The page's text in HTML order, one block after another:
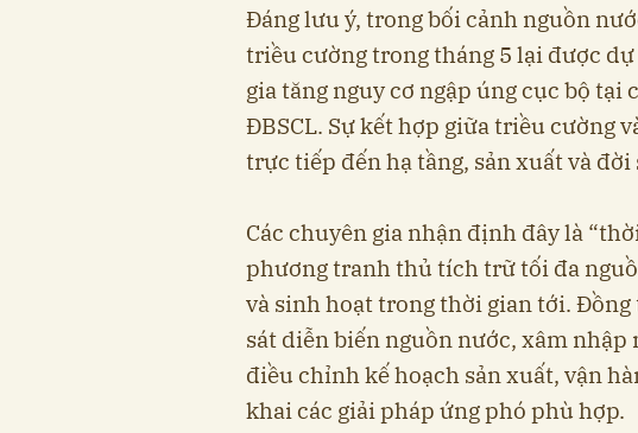
Đáng lưu ý, trong bối cảnh nguồn
triều cường trong tháng 5 lại được
gia tăng nguy cơ ngập úng cục bộ
ĐBSCL. Sự kết hợp giữa triều cường
trực tiếp đến hạ tầng, sản xuất và đời
Các chuyên gia nhận định đây là
phương tranh thủ tích trữ tối đa
và sinh hoạt trong thời gian tới.
sát diễn biến nguồn nước, xâm
điều chỉnh kế hoạch sản xuất, vận
khai các giải pháp ứng phó phù hợp.